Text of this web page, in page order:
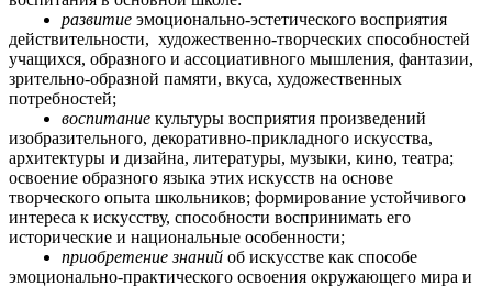
развитие эмоционально-эстетического восприятия
действительности, художественно-творческих способностей
учащихся, образного и ассоциативного мышления, фантазии,
зрительно-образной памяти, вкуса, художественных
потребностей;
воспитание культуры восприятия произведений
изобразительного, декоративно-прикладного искусства,
архитектуры и дизайна, литературы, музыки, кино, театра;
освоение образного языка этих искусств на основе
творческого опыта школьников; формирование устойчивого
интереса к искусству, способности воспринимать его
исторические и национальные особенности;
приобретение знаний об искусстве как способе
эмоционально-практического освоения окружающего мира и